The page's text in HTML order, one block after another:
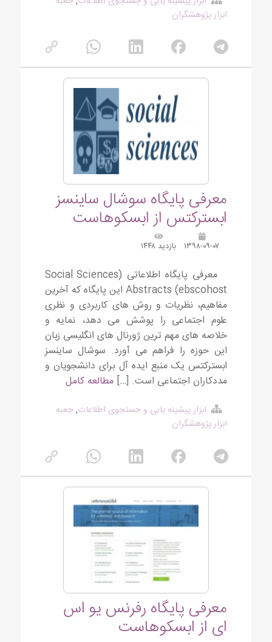
ابزار پژوهشگران
معرفی پایگاه سوشال ساینسز
ابسترکتس از ابسکوهاست
۱۳۹۸-۰۹-۰۷ بازدید ۱۴۴۸
معرفی پایگاه اطلاعاتی (Social Sciences
Abstracts (ebscohost این پایگاه که آخرین
مفاهیم، نظریات و روش های کاربردی و نظری
علوم اجتماعی را پوشش می دهد، نمایه و
خلاصه های مهم ترین ژورنال های انگلیسی زبان
این حوزه را فراهم می آورد. سوشال ساینسز
ابسترکتس یک منبع ایده آل برای دانشجویان و
مددکاران اجتماعی است. […]مطالعه کامل
ابزار پیشینه یابی و جستجوی اطلاعات,جعبه
ابزار پژوهشگران
معرفی پایگاه رفرنس یو اس
ای از ابسکوهاست